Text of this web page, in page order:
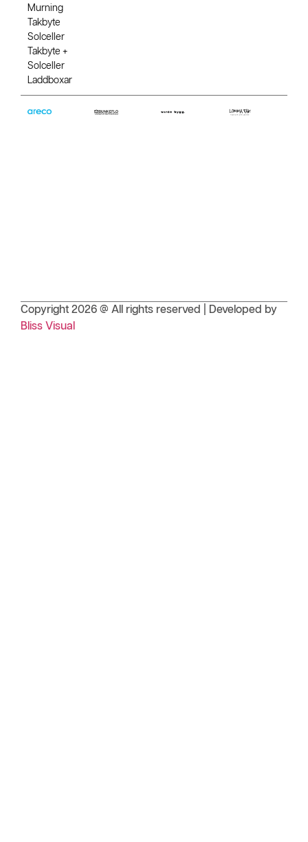
Murning
Takbyte
Solceller
Takbyte +
Solceller
Laddboxar
Copyright 2026 @ All rights reserved | Developed by
Bliss Visual